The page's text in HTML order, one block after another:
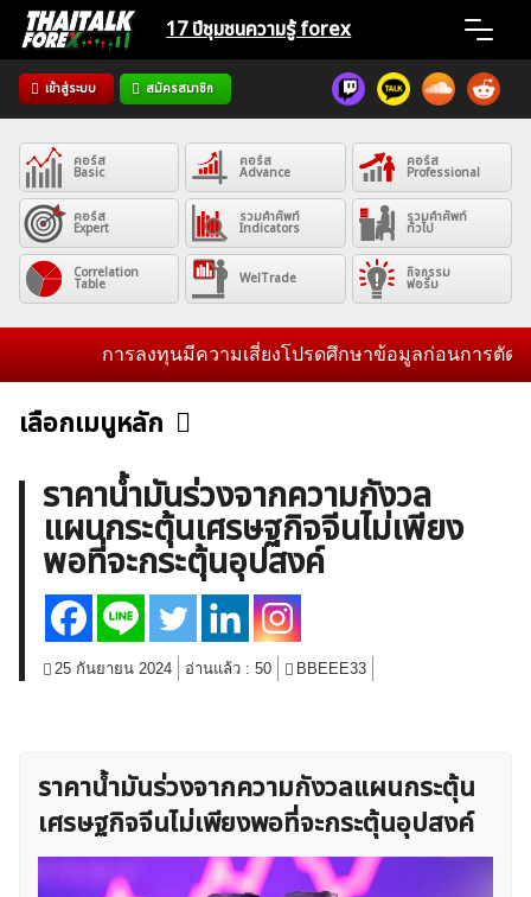
Skip
content
17 ปีชุมชนความรู้ forex
เข้าสู่ระบบ สมัครสมาชิก
Home
News
Articles
VPS Register
ค้นหา
สำหรับ:
คอร์ส
Basic
คอร์ส
Advance
คอร์ส
Professional
คอร์ส
Expert
รวมคำศัพท์
Indicators
รวมคำศัพท์
ทั่วไป
Correlation
Table WelTrade กิจกรรม
ฟอรั่ม
การลงทุนมีความเสี่ยงโปรดศึกษาข้อมูลก่อนการตัดสินใ
เลือกเมนูหลัก
ข่าวฟอเร็กซ์และสกุลเงิน คริปโตเคอร์เรนซี
ฟรีซิกแนล รายวัน
บทวิเคราะห์
เศรษฐกิจทั่วไป ดัชนี-หุ้น
พันธบัตร
สินค้าโภคภัณฑ์
โบรกเกอร์ FX
โปรโมชั่น Forex
กองทุน Forex
ฟรี EA
ราคาน้ำมันร่วงจากความกังวล
แผนกระตุ้นเศรษฐกิจจีนไม่เพียง
พอที่จะกระตุ้นอุปสงค์
25 กันยายน 2024 อ่านแล้ว : 50 BBEEE33
ราคาน้ำมันร่วงจากความกังวลแผนกระตุ้น
เศรษฐกิจจีนไม่เพียงพอที่จะกระตุ้นอุปสงค์